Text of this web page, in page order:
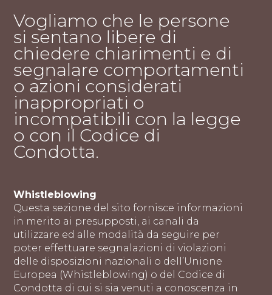
Vogliamo che le persone
si sentano libere di
chiedere chiarimenti e di
segnalare comportamenti
o azioni considerati
inappropriati o
incompatibili con la legge
o con il Codice di
Condotta.
Whistleblowing
Questa sezione del sito fornisce informazioni
in merito ai presupposti, ai canali da
utilizzare ed alle modalità da seguire per
poter effettuare segnalazioni di violazioni
delle disposizioni nazionali o dell’Unione
Europea (Whistleblowing) o del Codice di
Condotta di cui si sia venuti a conoscenza in